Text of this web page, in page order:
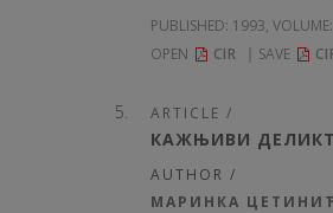
PUBLISHED: 1993,
OPEN
CIR SAVE
ARTICLE /
КАЖЊИВИ
AUTHOR /
МАРИНКА